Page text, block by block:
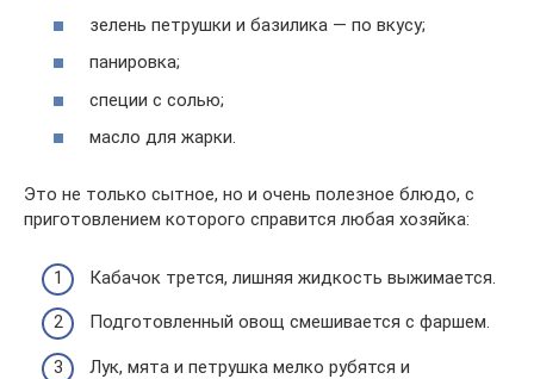
зелень петрушки и базилика — по вкусу;
панировка;
специи с солью;
масло для жарки.
Это не только сытное, но и очень полезное блюдо, с
приготовлением которого справится любая хозяйка:
Кабачок трется, лишняя жидкость выжимается.
Подготовленный овощ смешивается с фаршем.
Лук, мята и петрушка мелко рубятся и